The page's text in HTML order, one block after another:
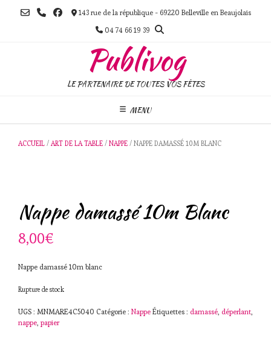
143 rue de la république - 69220 Belleville en Beaujolais
04 74 66 19 39
Publivog
LE PARTENAIRE DE TOUTES VOS FÊTES
MENU
ACCUEIL / ART DE LA TABLE / NAPPE / NAPPE DAMASSÉ 10M BLANC
Nappe damassé 10m Blanc
8,00€
Nappe damassé 10m blanc
Rupture de stock
UGS : MNMARE4C5040 Catégorie : Nappe Étiquettes : damassé déperlant
nappe papier